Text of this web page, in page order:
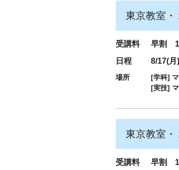
東京教室・
受講料
早割
日程
8/17(月
場所 [学科]
[実技]
東京教室・
受講料
早割